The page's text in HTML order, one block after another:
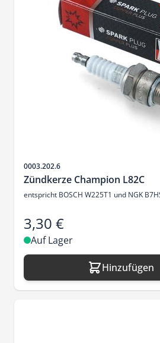
Artikelnr.
0003.202.6
Zündkerze Champion L82C
entspricht BOSCH W225T1 und NGK
3,30 €
Auf Lager
Hinzufügen